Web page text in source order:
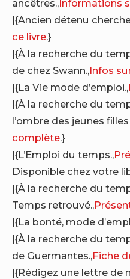
ancêtres.,Informations
|{Ancien détenu
ce livre.}
|{À la recherche du
de chez Swann.,Infos
|{La Vie mode d’emploi.,
|{À la recherche du
l’ombre des jeunes
complète.}
|{L’Emploi du temps.,
Disponible chez votre
|{À la recherche du
Temps retrouvé.,
|{La bonté, mode
|{À la recherche du
de Guermantes.,Fiche
|{Rédigez une lettre de